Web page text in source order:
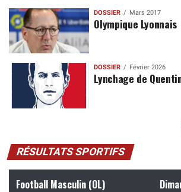
DOSSIER Mars 2017
Olympique Lyonnais
DOSSIER Février 2026
Lynchage de
RÉSULTATS SPORTIFS
Football Masculin (OL)